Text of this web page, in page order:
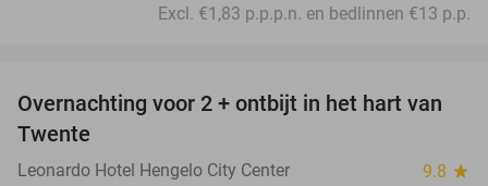
Excl. €1,83 p.p.p.n. en bedlinnen €13 p.p.
Overnachting voor 2 + ontbijt in het hart van
Twente
Leonardo Hotel Hengelo City Center 9.8 star